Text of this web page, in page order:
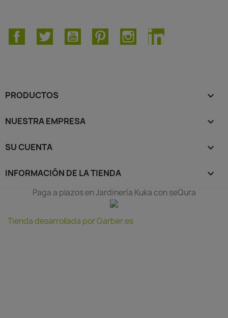
FacebookTwitter YouTube PinterestInstagramLinkedIn
PRODUCTOS 
NUESTRA EMPRESA 
SU CUENTA 
INFORMACIÓN DE LA TIENDA keyboard_arrow_down
Paga a plazos en Jardinería Kuka con seQura
Tienda desarrollada por Garber.es